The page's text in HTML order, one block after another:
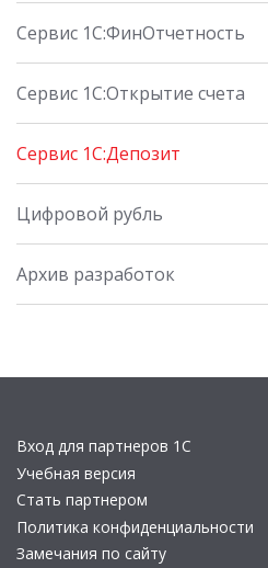
Сервис 1С:ФинОтчетность
Сервис 1С:Открытие счета
Сервис 1С:Депозит
Цифровой рубль
Архив разработок
Вход для партнеров 1С
Учебная версия
Стать партнером
Политика конфиденциальности
Замечания по сайту